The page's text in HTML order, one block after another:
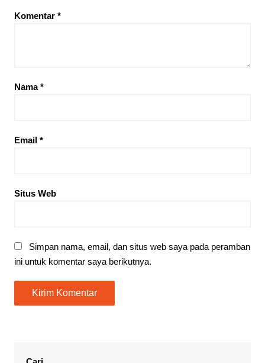
Komentar *
Nama*
Email *
Situs Web
Simpan nama, email, dan situs web saya pada peramban
ini untuk komentar saya berikutnya.